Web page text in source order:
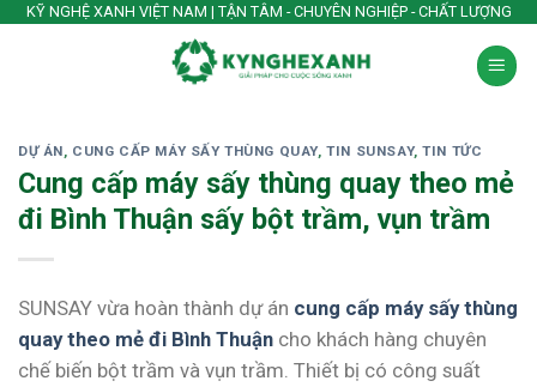
SkipKỸ NGHỆ XANH VIỆT NAM | TẬN TÂM - CHUYÊN NGHIỆP - CHẤT LƯỢNG
DỰ ÁN, CUNG CẤP MÁY SẤY THÙNG QUAY,TIN SUNSAY,TIN TỨC
Cung cấp máy sấy thùng quay theo mẻ
đi Bình Thuận sấy bột trầm, vụn trầm
SUNSAY vừa hoàn thành dự án cung cấp máy sấy thùng
quay theo mẻ đi Bình Thuận cho khách hàng chuyên
chế biến bột trầm và vụn trầm. Thiết bị có công suất